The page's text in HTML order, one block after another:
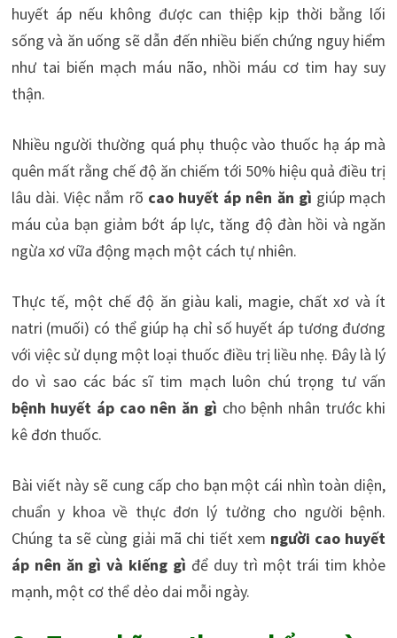
huyết áp nếu không được can thiệp kịp thời bằng lối
sống và ăn uống sẽ dẫn đến nhiều biến chứng nguy hiểm
như tai biến mạch máu não, nhồi máu cơ tim hay suy
thận.
Nhiều người thường quá phụ thuộc vào thuốc hạ áp mà
quên mất rằng chế độ ăn chiếm tới 50% hiệu quả điều trị
lâu dài. Việc nắm rõ cao huyết áp nên ăn gì giúp mạch
máu của bạn giảm bớt áp lực, tăng độ đàn hồi và ngăn
ngừa xơ vữa động mạch một cách tự nhiên.
Thực tế, một chế độ ăn giàu kali, magie, chất xơ và ít
natri (muối) có thể giúp hạ chỉ số huyết áp tương đương
với việc sử dụng một loại thuốc điều trị liều nhẹ. Đây là lý
do vì sao các bác sĩ tim mạch luôn chú trọng tư vấn
bệnh huyết áp cao nên ăn gì cho bệnh nhân trước khi
kê đơn thuốc.
Bài viết này sẽ cung cấp cho bạn một cái nhìn toàn diện,
chuẩn y khoa về thực đơn lý tưởng cho người bệnh.
Chúng ta sẽ cùng giải mã chi tiết xem người cao huyết
áp nên ăn gì và kiếng gì để duy trì một trái tim khỏe
mạnh, một cơ thể dẻo dai mỗi ngày.